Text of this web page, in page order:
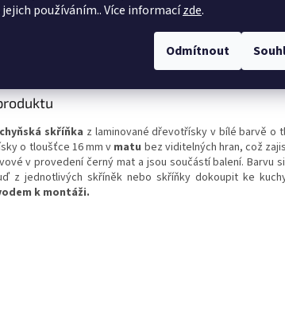
používáním.. Více informacízde.
Odmítnout
skříňka z laminované dřevotřísky v bílé barvě o
o tloušťce 16 mm v matu bez viditelných hran, což
v provedení černý mat a jsou součástí balení. Barvu
z jednotlivých skříněk nebo skříňky dokoupit ke
k montáži.